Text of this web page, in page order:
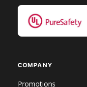
COMPANY
Promotions